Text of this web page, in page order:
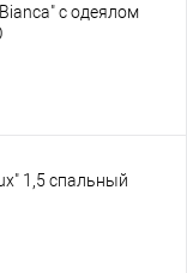
с одеялом
1,5 спальный